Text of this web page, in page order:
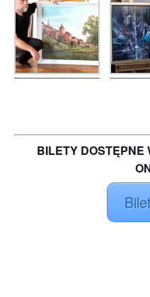
BILETY DOSTĘPNE